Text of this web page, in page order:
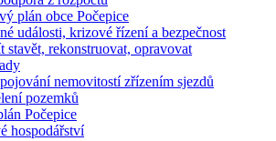
plán obce Počepice
události, krizové řízení a bezpečnost
stavět, rekonstruovat, opravovat
nemovitostí zřízením sjezdů
pozemků
Počepice
hospodářství